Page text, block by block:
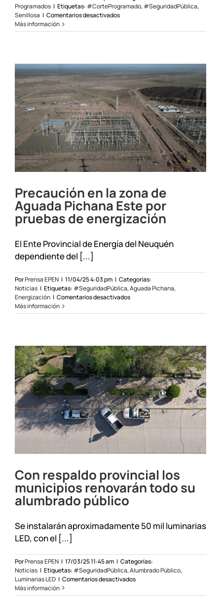
Programados | Etiquetas: #CorteProgramado, #SeguridadPública,
Senillosa | Comentarios desactivadosen
programado
Senillosa
el
16/08/2025
Más información
Precaución en la zona de
Aguada Pichana Este por
pruebas de energización
El Ente Provincial de Energía del Neuquén
dependiente del [...]
PorPrensa EPEN | 11/04/25 4:03 pm | Categorías:
Noticias | Etiquetas: #SeguridadPública,Aguada Pichana,
Energización | Comentarios desactivadosen
en
Aguada
Pichana
Este
por
pruebas
de
energización
Más información
Con respaldo provincial los
municipios renovarán todo su
alumbrado público
Se instalarán aproximadamente 50 mil luminarias
LED, con el [...]
PorPrensa EPEN | 17/03/25 11:45 am | Categorías:
Noticias | Etiquetas: #SeguridadPública,Alumbrado Público,
Luminarias LED | Comentarios desactivadosen
respaldo
Más información